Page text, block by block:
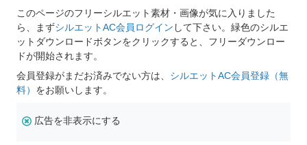
このページのフリーシルエット素材・画像が気に入りました
ら、まずシルエットAC会員ログイン して下さい。緑色のシルエ
ットダウンロードボタンをクリックすると、フリーダウンロー
ドが開始されます。
会員登録がまだお済みでない方は、 シルエットAC会員登録（無
料） をお願いします。
広告を非表示にする